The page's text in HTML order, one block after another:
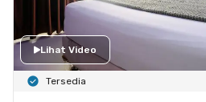
Lihat Video
Tersedia